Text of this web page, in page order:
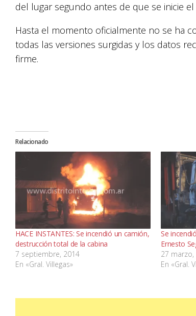
del lugar segundo antes de que se inicie
Hasta el momento oficialmente no se ha
todas las versiones surgidas y los datos
firme.
Relacionado
HACE INSTANTES: Se incendió un camión,
destrucción total de la cabina
7 septiembre, 2014
En «Gral. Villegas»
Se
Ernesto
27 marzo,
En «Gral.